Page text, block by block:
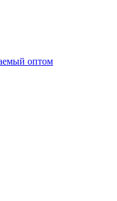
оптом